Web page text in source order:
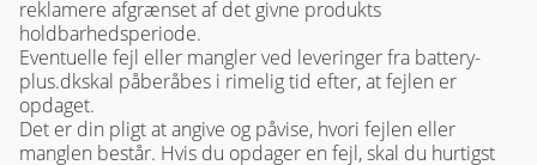
reklamere afgrænset af det givne produkts
holdbarhedsperiode.
Eventuelle fejl eller mangler ved leveringer fra battery-
plus.dkskal påberåbes i rimelig tid efter, at fejlen er
opdaget.
Det er din pligt at angive og påvise, hvori fejlen eller
manglen består. Hvis du opdager en fejl, skal du hurtigst